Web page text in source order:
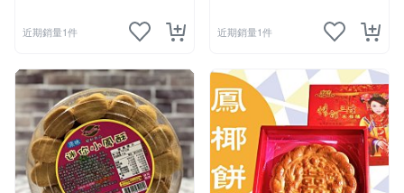
近期銷量1件 近期銷量1件